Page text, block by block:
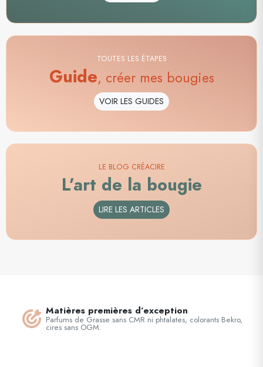
TOUTES LES ÉTAPES
Guide, créer mes bougies
VOIR LES GUIDES
LE BLOG CRÉACIRE
L’art de la bougie
LIRE LES ARTICLES
Matières premières d’exception
Parfums de Grasse sans CMR ni phtalates, colorants Bekro,
cires sans OGM.